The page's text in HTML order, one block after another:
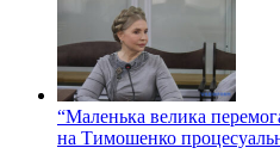
“Маленька велика
на Тимошенко